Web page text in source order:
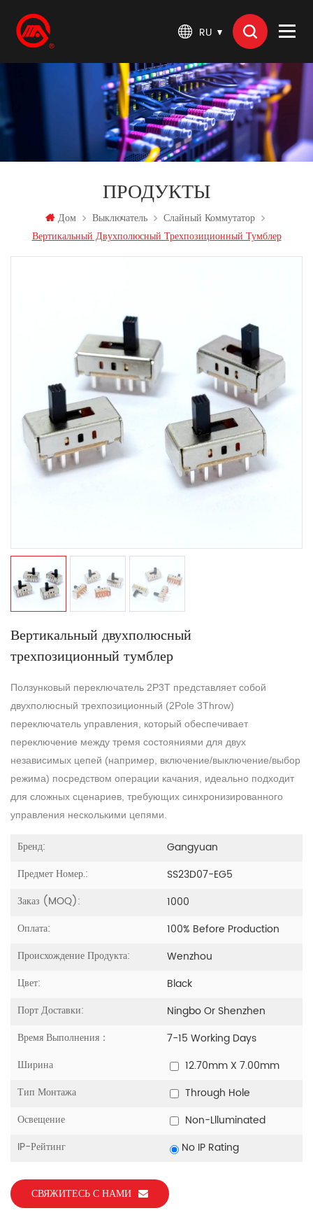
RU
ПРОДУКТЫ
Дом Выключатель
Слайный Коммутатор
Вертикальный Двухполюсный Трехпозиционный Тумблер
Вертикальный двухполюсный
трехпозиционный тумблер
Ползунковый переключатель 2P3T представляет собой
двухполюсный трехпозиционный (2Pole 3Throw)
переключатель управления, который обеспечивает
переключение между тремя состояниями для двух
независимых цепей (например, включение/выключение/выбор
режима) посредством операции качания, идеально подходит
для сложных сценариев, требующих синхронизированного
управления несколькими цепями.
Бренд:
Gangyuan
Предмет Номер.:
SS23D07-EG5
Заказ (MOQ):
1000
Оплата:
100% Before Production
Происхождение Продукта:
Wenzhou
Цвет:
Black
Порт Доставки:
Ningbo Or Shenzhen
Время Выполнения：
7-15 Working Days
Ширина
12.70mm X 7.00mm
Тип Монтажа
Through Hole
Освещение
Non-Llluminated
IP-Рейтинг
No IP Rating
СВЯЖИТЕСЬ С НАМИ